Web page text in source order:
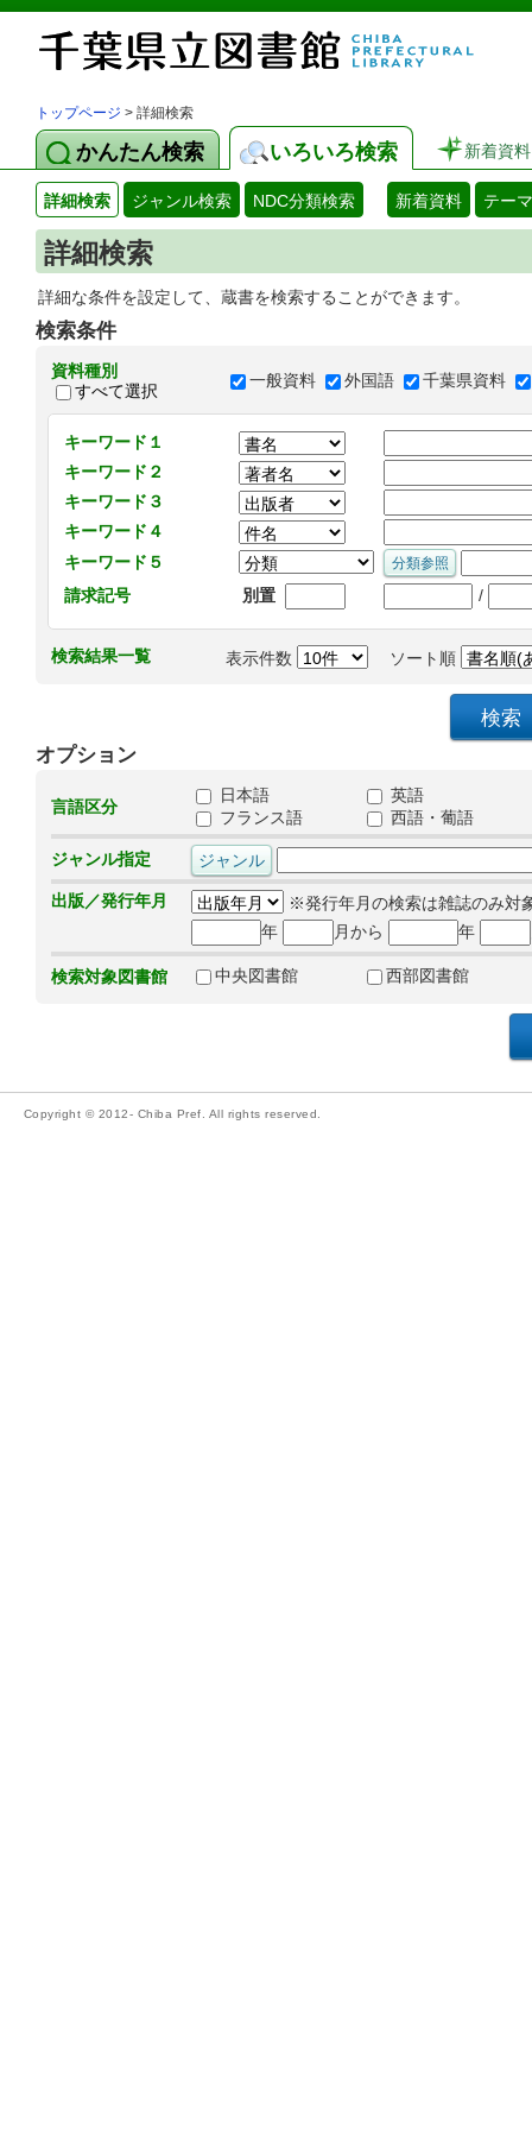
トップページ > 詳細検索
かんたん検索 いろいろ検索 新着資料
詳細検索 ジャンル検索 NDC分類検索 新着資料 テー
詳細検索
詳細な条件を設定して、蔵書を検索することができます。
検索条件
資料種別
すべて選択
一般資料 外国語 千葉県資料
キーワード１
キーワード２
キーワード３
キーワード４
キーワード５
請求記号
別置 /
検索結果一覧 表示件数 ソート順
オプション
言語区分
日本語
英語
フランス語
西語・葡語
ジャンル指定
出版／発行年月
※発行年月の検索は雑誌のみ対
年
月から 年
検索対象図書館 中央図書館 西部図書館
Copyright © 2012- Chiba Pref. All rights reserved.